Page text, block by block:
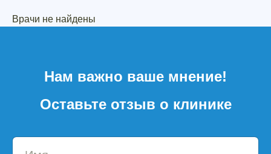
Врачи не найдены
Нам важно ваше мнение!
Оставьте отзыв о клинике